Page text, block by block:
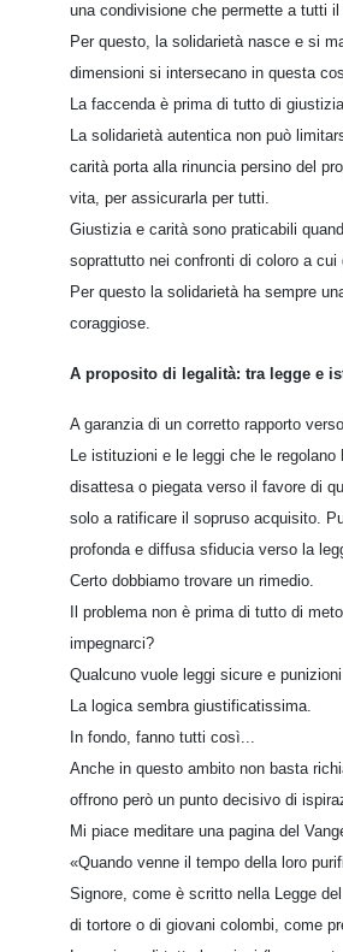
una condivisione che permette a tutti
Per questo, la solidarietà nasce e si
dimensioni si intersecano in questa
La faccenda è prima di tutto di
La solidarietà autentica non può
carità porta alla rinuncia persino del
vita, per assicurarla per tutti.
Giustizia e carità sono praticabili
soprattutto nei confronti di coloro a
Per questo la solidarietà ha sempre
coraggiose.
A proposito di legalità: tra legge e
A garanzia di un corretto rapporto
Le istituzioni e le leggi che le
disattesa o piegata verso il favore di
solo a ratificare il sopruso acquisito.
profonda e diffusa sfiducia verso la
Certo dobbiamo trovare un rimedio.
Il problema non è prima di tutto di
impegnarci?
Qualcuno vuole leggi sicure e
La logica sembra giustificatissima.
In fondo, fanno tutti così...
Anche in questo ambito non basta
offrono però un punto decisivo di
Mi piace meditare una pagina del
«Quando venne il tempo della loro
Signore, come è scritto nella Legge
di tortore o di giovani colombi, come